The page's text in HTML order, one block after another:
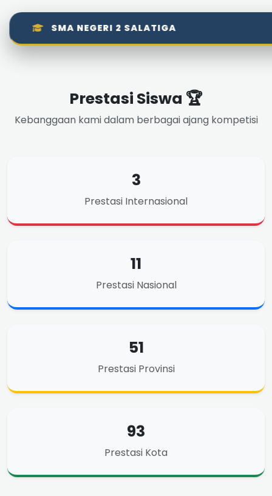
SMA NEGERI 2 SALATIGA
Prestasi Siswa 🏆
Kebanggaan kami dalam berbagai ajang kompetisi
3
Prestasi Internasional
11
Prestasi Nasional
51
Prestasi Provinsi
93
Prestasi Kota